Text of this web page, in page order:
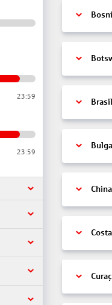
23:59
23:59
China